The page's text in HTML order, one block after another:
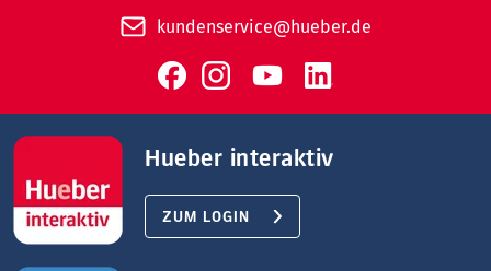
kundenservice@hueber.de
Hueber interaktiv
ZUM LOGIN